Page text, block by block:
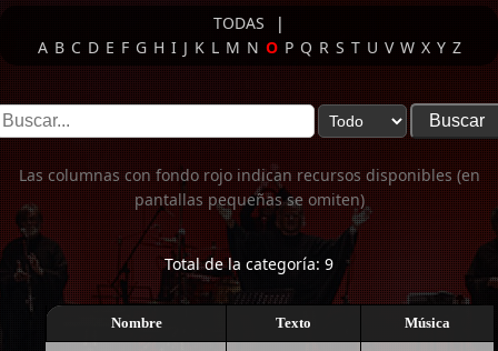
TODAS
|
A B C D E F G H I J K L M N O P Q R S T U V W X Y Z
Las columnas con fondo rojo indican recursos disponibles (en
pantallas pequeñas se omiten)
Total de la categoría: 9
Nombre Texto Música